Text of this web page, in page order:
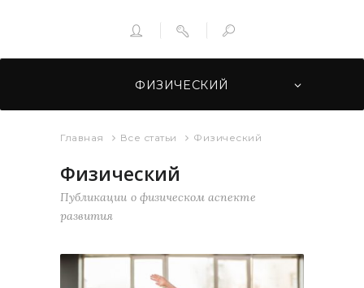
ФИЗИЧЕСКИЙ
Главная Все статьи Физический
Физический
Публикации о физическом аспекте
развития